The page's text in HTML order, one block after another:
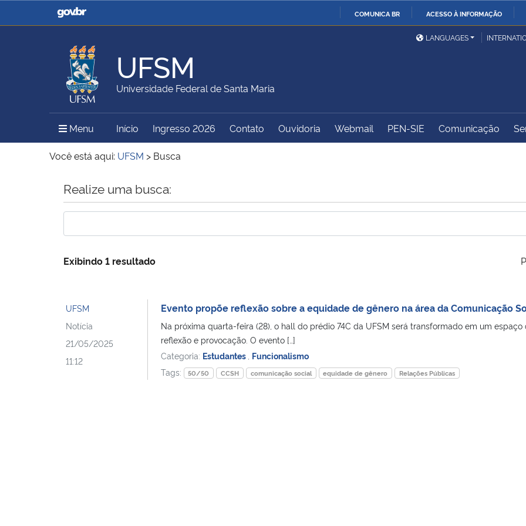
COMUNICA BR ACESSO À INFORMAÇÃO
Casa Civil
Ministério da Justiça e
Ministério da Defesa
Ministério das Relações
Exteriores
Ministério da Agricultura,
Pecuária e Abastecimento
Ministério da Educação
Ministério do Meio Ambiente Ministério do Turismo
Ministério do
Controladoria-Geral da
LANGUAGES
UFSM
Universidade Federal de Santa Maria
Menu Menu Principal do Sítio
Início Ingresso 2026 Contato Ouvidoria Webmail PEN-SIE Comunicação
Você está aqui: UFSM > Busca
Início do conteúdo
Realize uma busca:
Exibindo 1 resultado
UFSM
Notícia
21/05/2025
11:12
Evento propõe reflexão sobre a equidade de gênero na área da Comunicação
Na próxima quarta-feira (28), o hall do prédio 74C da UFSM será transformado em um espaço
reflexão e provocação. O evento […]
Categoria: Estudantes Funcionalismo
Tags:
50/50 CCSH comunicação social equidade de gênero Relações Públicas